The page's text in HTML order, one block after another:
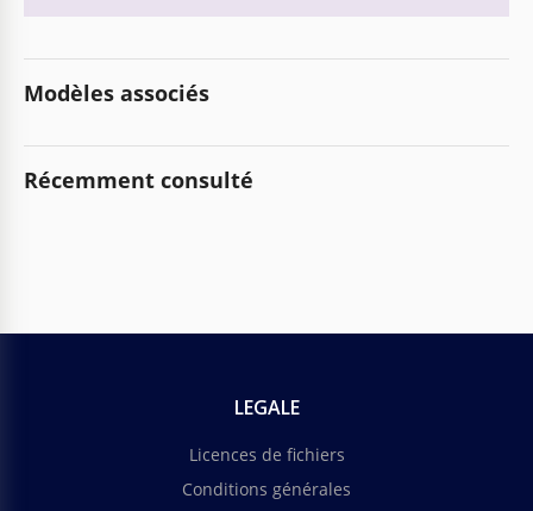
Modèles associés
Récemment consulté
LEGALE
Licences de fichiers
Conditions générales